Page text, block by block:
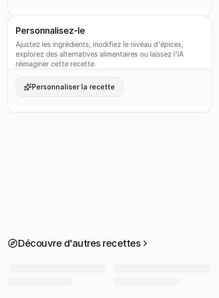
Personnalisez-le
Ajustez les ingrédients, modifiez le niveau d'épices,
explorez des alternatives alimentaires ou laissez l'IA
réimaginer cette recette.
Personnaliser la recette
Découvre d'autres recettes